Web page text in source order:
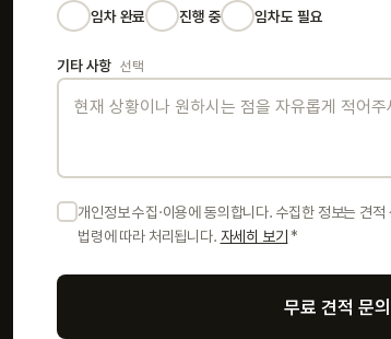
임차 완료 진행 중 임차도 필요
기타 사항 선택
개인정보 수집·이용에 동의합니다. 수집한 정보는 견
법령에 따라 처리됩니다. 자세히 보기 *
무료 견적 문의